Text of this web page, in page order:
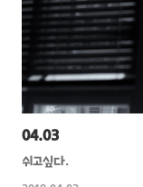
04.03
쉬고싶다.